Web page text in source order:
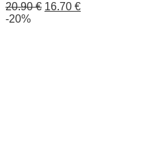
20.90€ 16.70 €
-20%